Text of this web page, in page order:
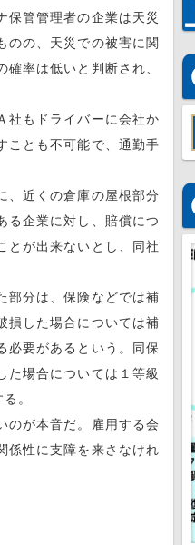
保管管理者の企業は天災
のの、天災での被害に関
率は低いと判断され、
社もドライバーに会社か
ことも不可能で、通勤手
、近くの倉庫の屋根部分
る企業に対し、賠償につ
とが出来ないとし、同社
部分は、保険などでは補
損した場合については補
必要があるという。同保
た場合については１等級
。
のが本音だ。雇用する会
係性に支障を来さなけれ